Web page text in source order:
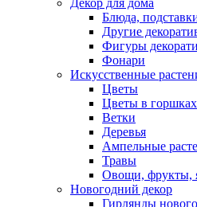
Блюда,
Другие
Фигуры
Фонари
Искусственные
Цветы
Цветы в горшках
Ветки
Деревья
Ампельные
Травы
Овощи, фрукты,
Новогодний декор
Гирлянды